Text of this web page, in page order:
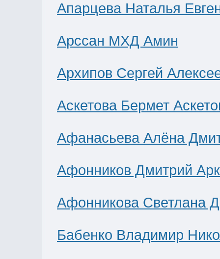
Апарцева Наталья
Арссан МХД Амин
Архипов Сергей
Аскетова Бермет
Афанасьева Алёна
Афонников Дмитрий
Афонникова Светлана
Бабенко Владимир